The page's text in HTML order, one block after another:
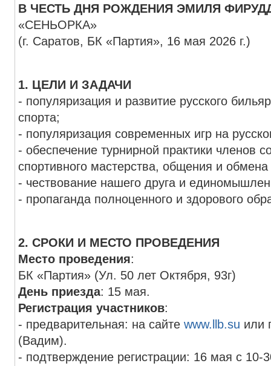
В ЧЕСТЬ ДНЯ РОЖДЕНИЯ ЭМИЛЯ
«СЕНЬОРКА»
(г. Саратов, БК «Партия», 16 мая 2026 г.)
1. ЦЕЛИ И ЗАДАЧИ
- популяризация и развитие русского
спорта;
- популяризация современных игр на
- обеспечение турнирной практики членов
спортивного мастерства, общения и
- чествование нашего друга и
- пропаганда полноценного и здорового
2. СРОКИ И МЕСТО ПРОВЕДЕНИЯ
Место проведения:
БК «Партия» (Ул. 50 лет Октября, 93г)
День приезда: 15 мая.
Регистрация участников:
- предварительная: на сайтеwww.llb.su или
(Вадим).
- подтверждение регистрации: 16 мая с